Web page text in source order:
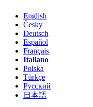
English
Česky
Deutsch
Español
Français
Italiano
Polska
Türkçe
Русский
日本語